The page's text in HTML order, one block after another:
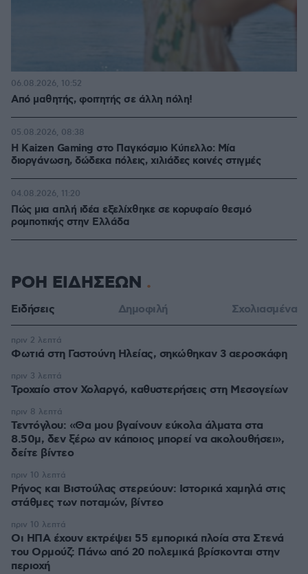
Από μαθητής, φοιτητής σε άλλη πόλη!
06.08.2026, 10:52
H Kaizen Gaming στο Παγκόσμιο Kύπελλο: Μία
διοργάνωση, δώδεκα πόλεις, χιλιάδες κοινές στιγμές
05.08.2026, 08:38
Πώς μια απλή ιδέα εξελίχθηκε σε κορυφαίο θεσμό
ρομποτικής στην Ελλάδα
04.08.2026, 11:20
ΡΟΗ ΕΙΔΗΣΕΩΝ
Ειδήσεις Δημοφιλή Σχολιασμένα
Φωτιά στη Γαστούνη Ηλείας, σηκώθηκαν 3 αεροσκάφη
πριν 2 λεπτά
Τροχαίο στον Χολαργό, καθυστερήσεις στη Μεσογείων
πριν 3 λεπτά
Τεντόγλου: «Θα μου βγαίνουν εύκολα άλματα στα
8.50μ, δεν ξέρω αν κάποιος μπορεί να ακολουθήσει»,
δείτε βίντεο
πριν 8 λεπτά
Ρήνος και Βιστούλας στερεύουν: Ιστορικά χαμηλά στις
στάθμες των ποταμών, βίντεο
πριν 10 λεπτά
Οι ΗΠΑ έχουν εκτρέψει 55 εμπορικά πλοία στα Στενά
του Ορμούζ: Πάνω από 20 πολεμικά βρίσκονται στην
περιοχή
πριν 10 λεπτά